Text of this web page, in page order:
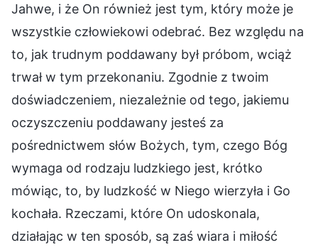
Jahwe, i że On również jest tym, który może je
wszystkie człowiekowi odebrać. Bez względu na
to, jak trudnym poddawany był próbom, wciąż
trwał w tym przekonaniu. Zgodnie z twoim
doświadczeniem, niezależnie od tego, jakiemu
oczyszczeniu poddawany jesteś za
pośrednictwem słów Bożych, tym, czego Bóg
wymaga od rodzaju ludzkiego jest, krótko
mówiąc, to, by ludzkość w Niego wierzyła i Go
kochała. Rzeczami, które On udoskonala,
działając w ten sposób, są zaś wiara i miłość